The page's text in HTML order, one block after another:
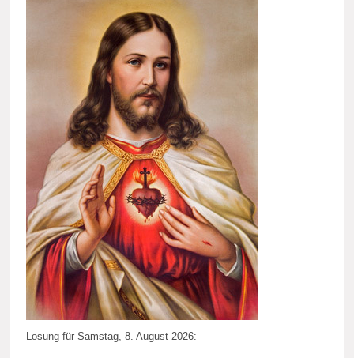
Losung für Samstag, 8. August 2026: